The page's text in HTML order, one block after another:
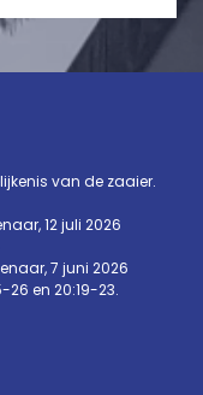
van de zaaier.
12 juli 2026
7 juni 2026
26 en 20:19-23.